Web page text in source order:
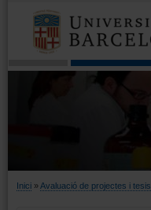
Esteu aquí
Inici»Avaluació de projectes i tesis